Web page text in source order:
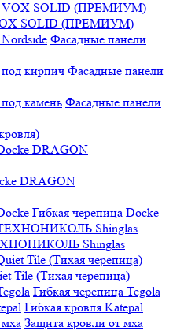
SOLID (ПРЕМИУМ)
Фасадные панели
Фасадные панели
Фасадные панели
DRAGON
Гибкая черепица Docke
Shinglas
Tile (Тихая черепица)
Гибкая черепица Tegola
Гибкая кровля Katepal
Защита кровли от мха